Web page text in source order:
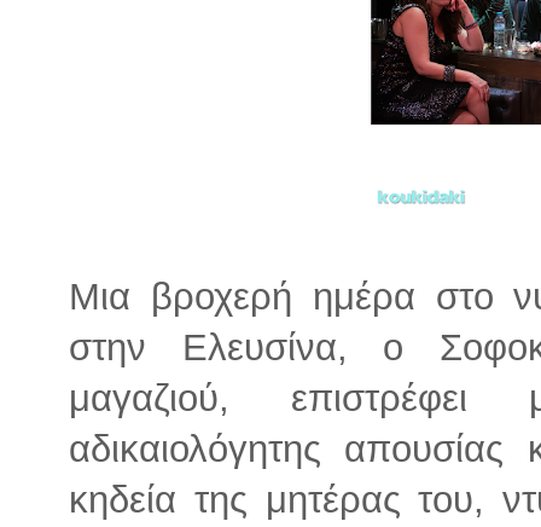
Μια βροχερή ημέρα στο
στην Ελευσίνα, ο
μαγαζιού,
αδικαιολόγητης
κηδεία της μητέρας του,